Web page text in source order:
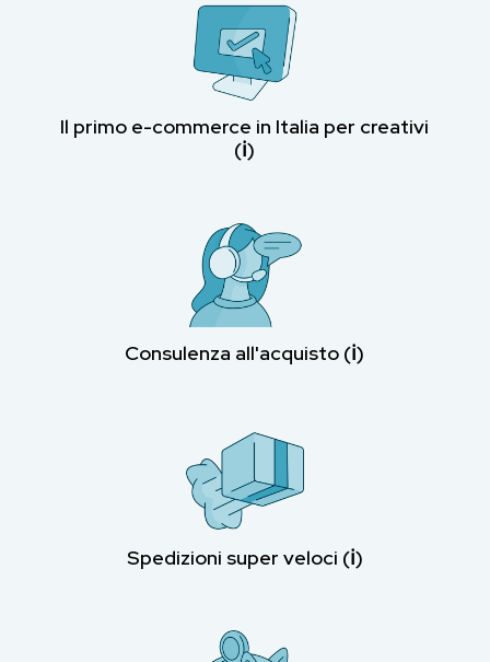
Il primo e-commerce in Italia per creativi
(ℹ︎)
Consulenza all'acquisto (ℹ︎)
Spedizioni super veloci (ℹ︎)